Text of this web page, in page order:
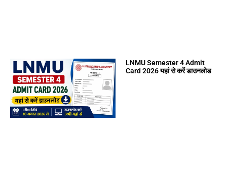
LNMU Semester 4 Admit
Card 2026 यहां से करें डाउनलोड